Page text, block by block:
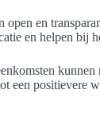
en
en helpen bij
een positievere